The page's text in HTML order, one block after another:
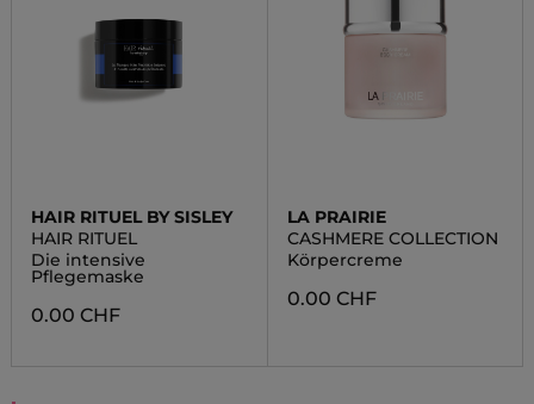
HAIR RITUEL BY SISLEY
HAIR RITUEL
Die intensive
Pflegemaske
0.00 CHF
LA PRAIRIE
CASHMERE COLLECTION
Körpercreme
0.00 CHF